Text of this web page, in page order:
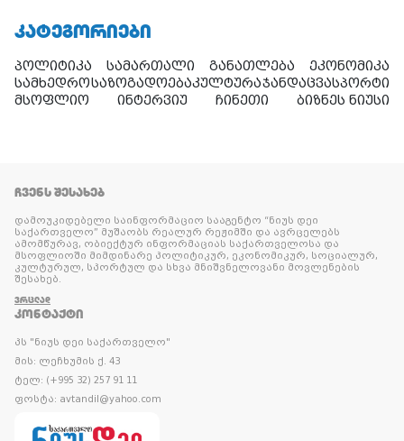
ᲙᲐᲢᲔᲒᲝᲠᲘᲔᲑᲘ
პოლიტიკა სამართალი განათლება
ეკონომიკა
სამხედროსაზოგადოებაკულტურაჯანდაცვასპორტი
მსოფლიო
ინტერვიუ ჩინეთი ბიზნეს ნიუსი
ᲩᲕᲔᲜᲡ ᲨᲔᲡᲐᲮᲔᲑ
დამოუკიდებელი საინფორმაციო სააგენტო “ნიუს დეი
საქართველო” მუშაობს რეალურ რეჟიმში და ავრცელებს
ამომწურავ, ობიექტურ ინფორმაციას საქართველოსა და
მსოფლიოში მიმდინარე პოლიტიკურ, ეკონომიკურ, სოციალურ,
კულტურულ, სპორტულ და სხვა მნიშვნელოვანი მოვლენების
შესახებ.
ᲕᲠᲪᲚᲐᲓ
ᲙᲝᲜᲢᲐᲥᲢᲘ
პს "ნიუს დეი საქართველო"
მის: ლეჩხუმის ქ. 43
ტელ: (+995 32) 257 91 11
ფოსტა: avtandil@yahoo.com